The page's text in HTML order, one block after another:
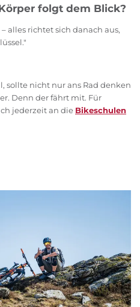
folgt dem Blick?
alles richtet sich danach aus,
sollte nicht nur ans Rad denken
Denn der fährt mit. Für
jederzeit an die Bikeschulen